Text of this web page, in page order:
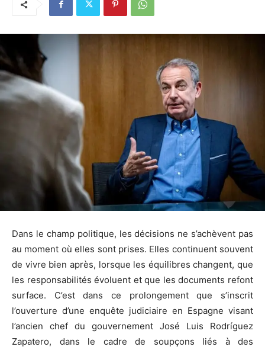
Dans le champ politique, les décisions ne s’achèvent pas
au moment où elles sont prises. Elles continuent souvent
de vivre bien après, lorsque les équilibres changent, que
les responsabilités évoluent et que les documents refont
surface. C’est dans ce prolongement que s’inscrit
l’ouverture d’une enquête judiciaire en Espagne visant
l’ancien chef du gouvernement José Luis Rodríguez
Zapatero, dans le cadre de soupçons liés à des